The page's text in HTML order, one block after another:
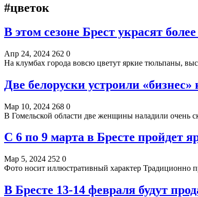
#цветок
В этом сезоне Брест украсят
Апр 24, 2024 262 0
На клумбах города вовсю цветут яркие тюльпаны,
Две белоруски устроили
Мар 10, 2024 268 0
В Гомельской области две женщины наладили очень
С 6 по 9 марта в Бресте пройдет
Мар 5, 2024 252 0
Фото носит иллюстративный характер Традиционно
В Бресте 13-14 февраля будут